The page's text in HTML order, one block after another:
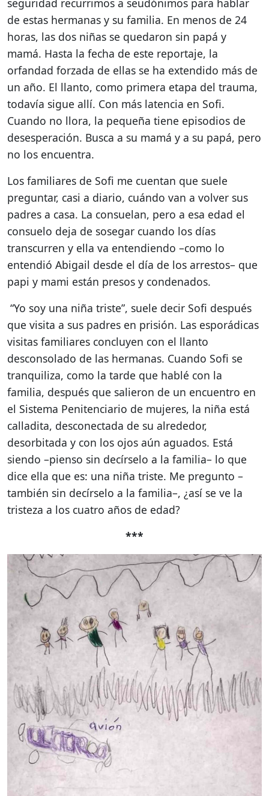
seguridad recurrimos a seudónimos para hablar
de estas hermanas y su familia. En menos de 24
horas, las dos niñas se quedaron sin papá y
mamá. Hasta la fecha de este reportaje, la
orfandad forzada de ellas se ha extendido más de
un año. El llanto, como primera etapa del trauma,
todavía sigue allí. Con más latencia en Sofi.
Cuando no llora, la pequeña tiene episodios de
desesperación. Busca a su mamá y a su papá, pero
no los encuentra.
Los familiares de Sofi me cuentan que suele
preguntar, casi a diario, cuándo van a volver sus
padres a casa. La consuelan, pero a esa edad el
consuelo deja de sosegar cuando los días
transcurren y ella va entendiendo –como lo
entendió Abigail desde el día de los arrestos– que
papi y mami están presos y condenados.
“Yo soy una niña triste”, suele decir Sofi después
que visita a sus padres en prisión. Las esporádicas
visitas familiares concluyen con el llanto
desconsolado de las hermanas. Cuando Sofi se
tranquiliza, como la tarde que hablé con la
familia, después que salieron de un encuentro en
el Sistema Penitenciario de mujeres, la niña está
calladita, desconectada de su alrededor,
desorbitada y con los ojos aún aguados. Está
siendo –pienso sin decírselo a la familia– lo que
dice ella que es: una niña triste. Me pregunto –
también sin decírselo a la familia–, ¿así se ve la
tristeza a los cuatro años de edad?
***